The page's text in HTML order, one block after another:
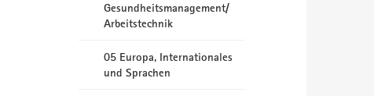
Gesundheitsmanagement/
Arbeitstechnik
05 Europa, Internationales
und Sprachen